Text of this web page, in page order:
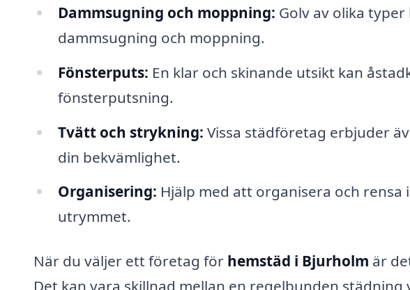
Dammsugning och moppning: Golv av olika
dammsugning och moppning.
Fönsterputs: En klar och skinande utsikt kan
fönsterputsning.
Tvätt och strykning: Vissa städföretag erbjuder
din bekvämlighet.
Organisering: Hjälp med att organisera och
utrymmet.
När du väljer ett företag för hemstäd i Bjurholm är
Det kan vara skillnad mellan en regelbunden